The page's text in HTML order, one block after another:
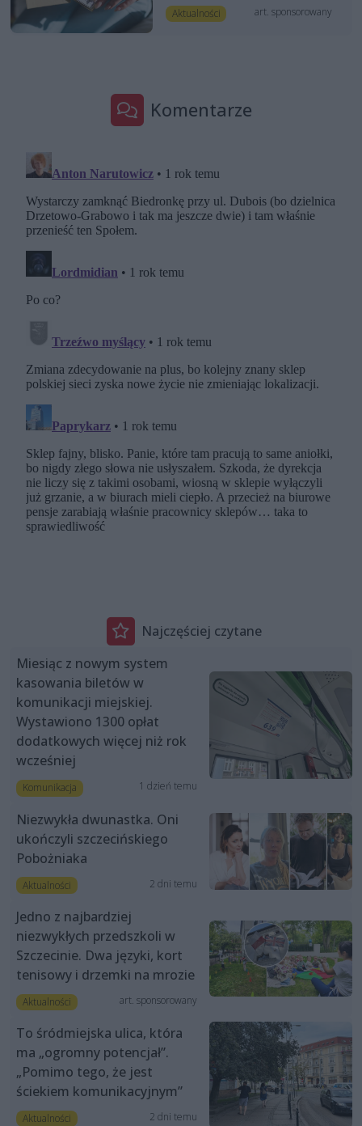
Aktualności art. sponsorowany
Komentarze
Najczęściej czytane
Miesiąc z nowym system
kasowania biletów w
komunikacji miejskiej.
Wystawiono 1300 opłat
dodatkowych więcej niż rok
wcześniej
Komunikacja 1 dzień temu
Niezwykła dwunastka. Oni
ukończyli szczecińskiego
Pobożniaka
Aktualności 2 dni temu
Jedno z najbardziej
niezwykłych przedszkoli w
Szczecinie. Dwa języki, kort
tenisowy i drzemki na mrozie
Aktualności art. sponsorowany
To śródmiejska ulica, która
ma „ogromny potencjał”.
„Pomimo tego, że jest
ściekiem komunikacyjnym”
Aktualności 2 dni temu